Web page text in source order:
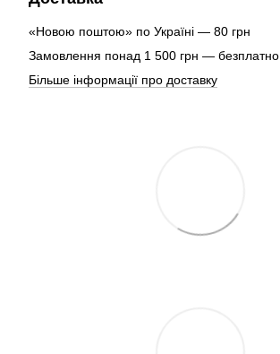
«Новою поштою» по Україні — 80 грн
Замовлення понад 1 500 грн — безплатно
Більше інформації про доставку